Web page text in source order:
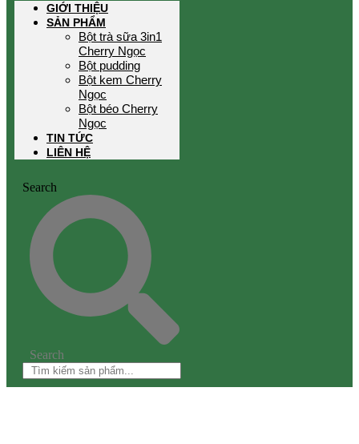
GIỚI THIỆU
SẢN PHẨM
Bột trà sữa 3in1
Cherry Ngọc
Bột pudding
Bột kem Cherry
Ngọc
Bột béo Cherry
Ngọc
TIN TỨC
LIÊN HỆ
Search
Search